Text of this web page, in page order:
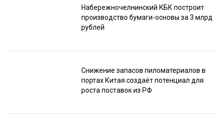
Набережночелнинский КБК построит
производство бумаги-основы за 3 млрд
рублей
Снижение запасов пиломатериалов в
портах Китая создаёт потенциал для
роста поставок из РФ